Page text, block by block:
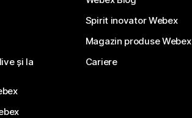
și la
Spirit inovator Webex
Magazin produse Webex
Cariere